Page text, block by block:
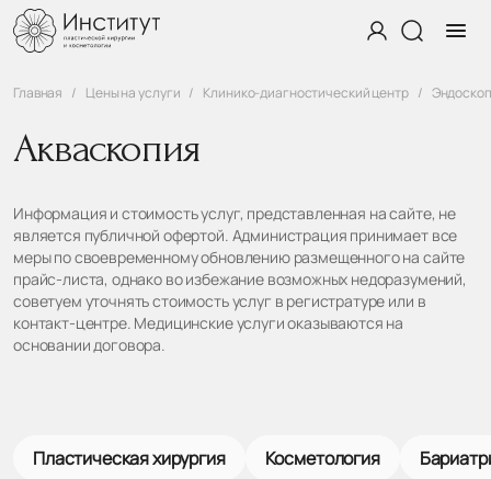
Главная Цены на услуги Клинико-диагностический центр
Акваскопия
Информация и стоимость услуг, представленная на сайте, не
является публичной офертой. Администрация принимает все
меры по своевременному обновлению размещенного на сайте
прайс-листа, однако во избежание возможных недоразумений,
советуем уточнять стоимость услуг в регистратуре или в
контакт-центре. Медицинские услуги оказываются на
основании договора.
Пластическая хирургия Косметология